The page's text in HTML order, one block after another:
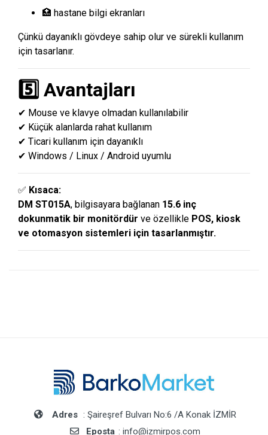
🏥 hastane bilgi ekranları
Çünkü dayanıklı gövdeye sahip olur ve sürekli kullanım
için tasarlanır.
5️⃣ Avantajları
✔ Mouse ve klavye olmadan kullanılabilir
✔ Küçük alanlarda rahat kullanım
✔ Ticari kullanım için dayanıklı
✔ Windows / Linux / Android uyumlu
✅ Kısaca:
DM ST015A, bilgisayara bağlanan 15.6 inç
dokunmatik bir monitördür ve özellikle POS, kiosk
ve otomasyon sistemleri için tasarlanmıştır.
Adres : Şaireşref Bulvarı No:6 /A Konak İZMİR
Eposta : info@izmirpos.com